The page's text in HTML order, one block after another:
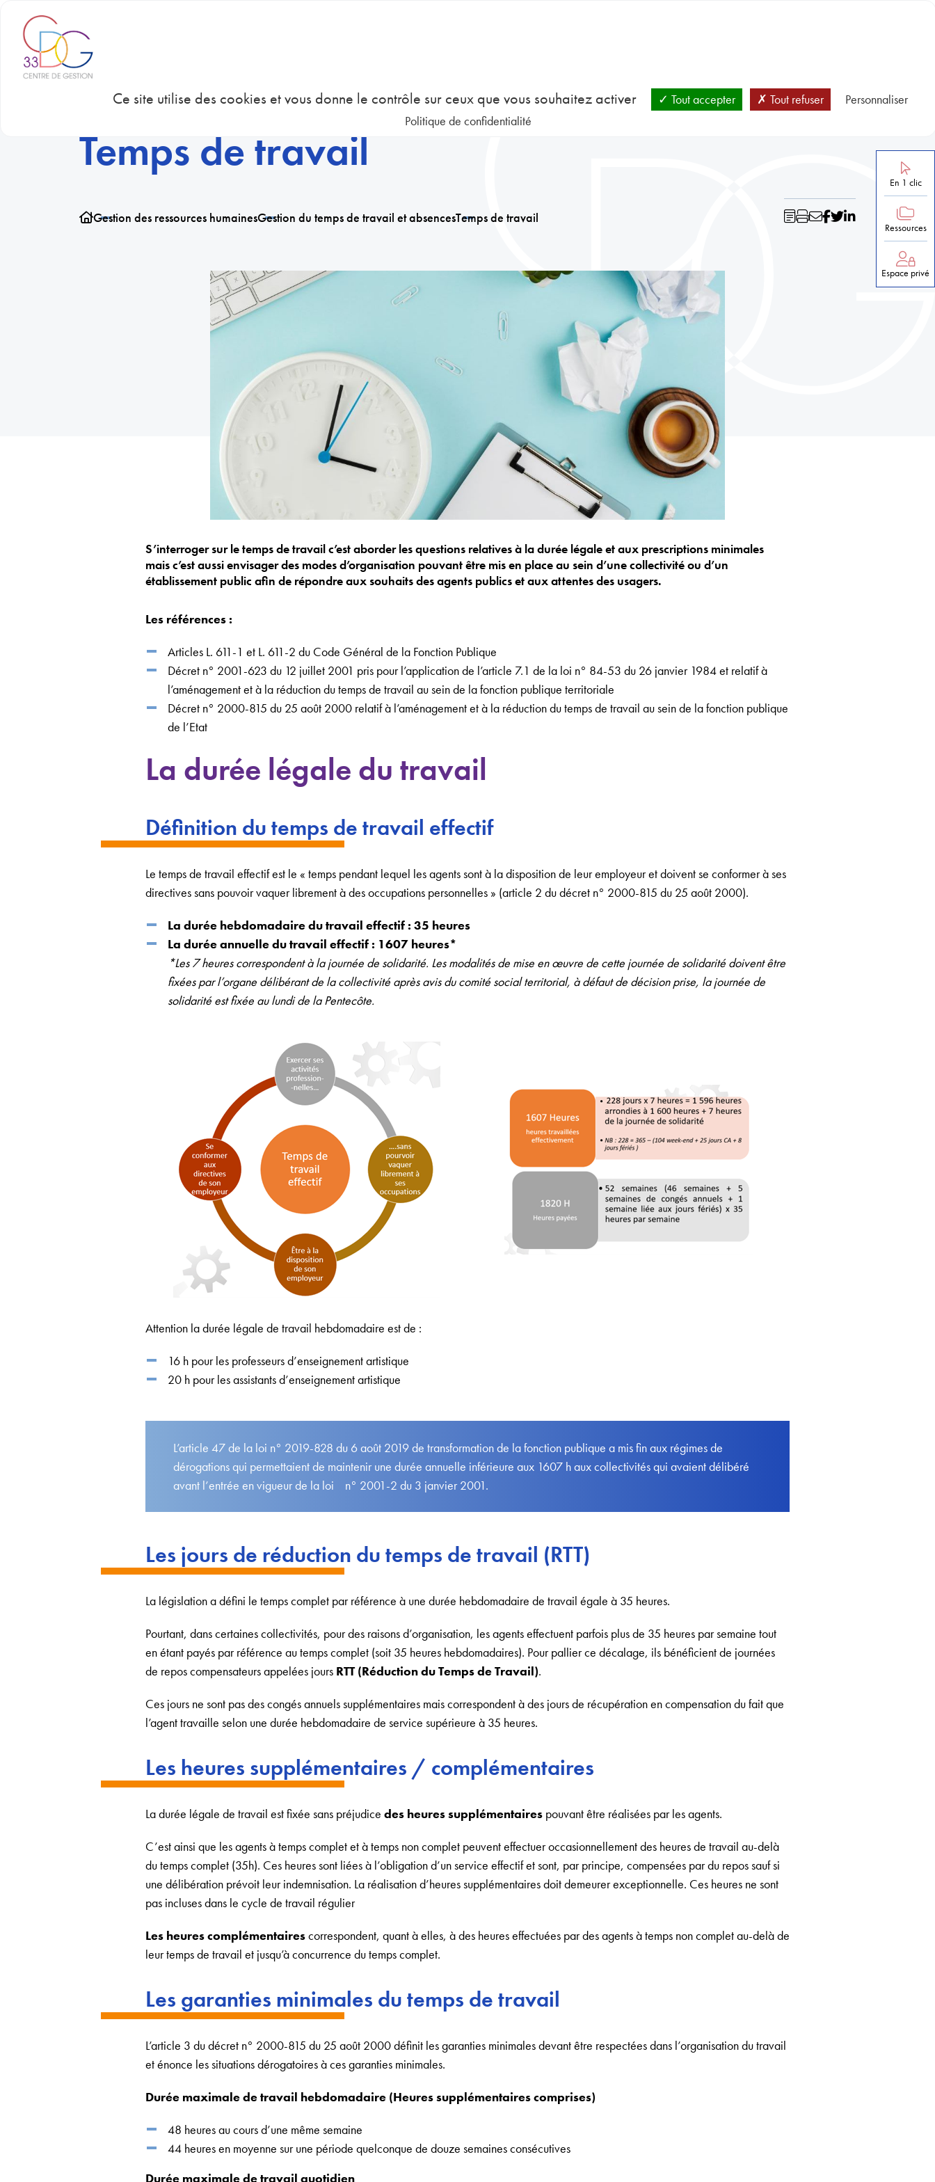
En 1 clic
Ressources
Espace privé
Temps de travail
Gestion des ressources humainesGestion du temps de travail et absencesTemps de travail
S’interroger sur le temps de travail c’est aborder les questions relatives à la durée légale et aux prescriptions minimales
mais c’est aussi envisager des modes d’organisation pouvant être mis en place au sein d’une collectivité ou d’un
établissement public afin de répondre aux souhaits des agents publics et aux attentes des usagers.
Les références :
Articles L. 611-1 et L. 611-2 du Code Général de la Fonction Publique
Décret n° 2001-623 du 12 juillet 2001 pris pour l’application de l’article 7.1 de la loi n° 84-53 du 26 janvier 1984 et relatif à
l’aménagement et à la réduction du temps de travail au sein de la fonction publique territoriale
Décret n° 2000-815 du 25 août 2000 relatif à l’aménagement et à la réduction du temps de travail au sein de la fonction publique
de l’Etat
La durée légale du travail
Définition du temps de travail effectif
Le temps de travail effectif est le « temps pendant lequel les agents sont à la disposition de leur employeur et doivent se conformer à ses
directives sans pouvoir vaquer librement à des occupations personnelles » (article 2 du décret n° 2000-815 du 25 août 2000).
La durée hebdomadaire du travail effectif : 35 heures
La durée annuelle du travail effectif : 1607 heures*
*Les 7 heures correspondent à la journée de solidarité. Les modalités de mise en œuvre de cette journée de solidarité doivent être
fixées par l’organe délibérant de la collectivité après avis du comité social territorial, à défaut de décision prise, la journée de
solidarité est fixée au lundi de la Pentecôte.
Attention la durée légale de travail hebdomadaire est de :
16 h pour les professeurs d’enseignement artistique
20 h pour les assistants d’enseignement artistique
L’article 47 de la loi n° 2019-828 du 6 août 2019 de transformation de la fonction publique a mis fin aux régimes de
dérogations qui permettaient de maintenir une durée annuelle inférieure aux 1607 h aux collectivités qui avaient délibéré
avant l’entrée en vigueur de la loi n° 2001-2 du 3 janvier 2001.
Les jours de réduction du temps de travail (RTT)
La législation a défini le temps complet par référence à une durée hebdomadaire de travail égale à 35 heures.
Pourtant, dans certaines collectivités, pour des raisons d’organisation, les agents effectuent parfois plus de 35 heures par semaine tout
en étant payés par référence au temps complet (soit 35 heures hebdomadaires). Pour pallier ce décalage, ils bénéficient de journées
de repos compensateurs appelées jours RTT (Réduction du Temps de Travail).
Ces jours ne sont pas des congés annuels supplémentaires mais correspondent à des jours de récupération en compensation du fait que
l’agent travaille selon une durée hebdomadaire de service supérieure à 35 heures.
Les heures supplémentaires / complémentaires
La durée légale de travail est fixée sans préjudice des heures supplémentaires pouvant être réalisées par les agents.
C’est ainsi que les agents à temps complet et à temps non complet peuvent effectuer occasionnellement des heures de travail au-delà
du temps complet (35h). Ces heures sont liées à l’obligation d’un service effectif et sont, par principe, compensées par du repos sauf si
une délibération prévoit leur indemnisation. La réalisation d’heures supplémentaires doit demeurer exceptionnelle. Ces heures ne sont
pas incluses dans le cycle de travail régulier
Les heures complémentairescorrespondent, quant à elles, à des heures effectuées par des agents à temps non complet au-delà de
leur temps de travail et jusqu’à concurrence du temps complet.
Les garanties minimales du temps de travail
L’article 3 du décret n° 2000-815 du 25 août 2000 définit les garanties minimales devant être respectées dans l’organisation du travail
et énonce les situations dérogatoires à ces garanties minimales.
Durée maximale de travail hebdomadaire (Heures supplémentaires comprises)
48 heures au cours d’une même semaine
44 heures en moyenne sur une période quelconque de douze semaines consécutives
Durée maximale de travail quotidien
Ce site utilise des cookies et vous donne le contrôle sur ceux que vous souhaitez activer Tout accepter Tout refuser
Personnaliser
Politique de confidentialité